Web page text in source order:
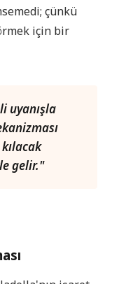
çünkü
için bir
uyanışla
gelir."